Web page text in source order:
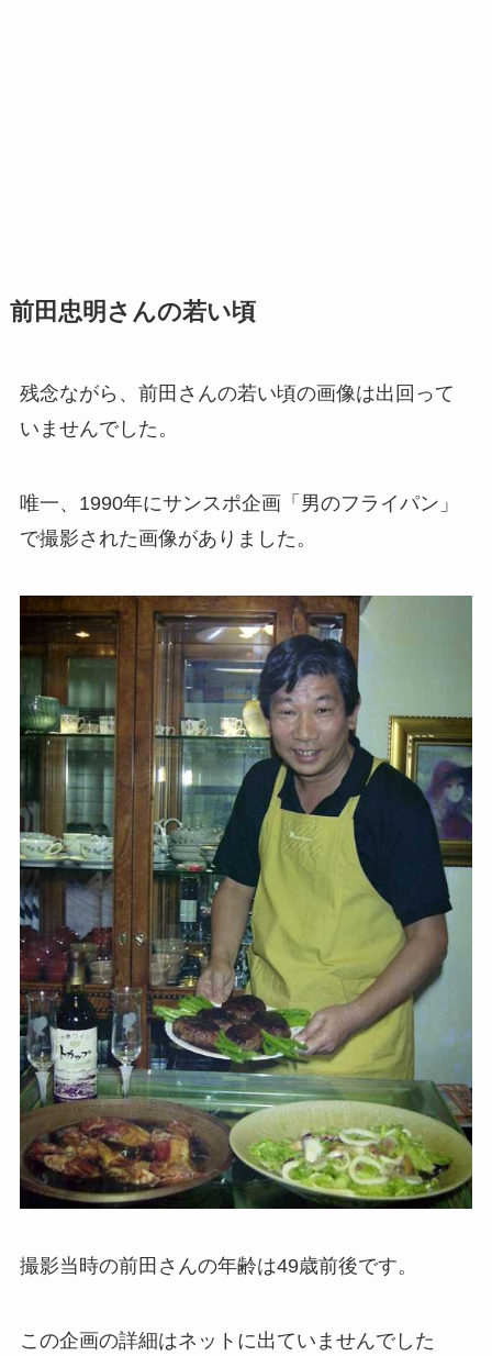
前田忠明さんの若い頃
残念ながら、前田さんの若い頃の画像は出回って
いませんでした。
唯一、1990年にサンスポ企画「男のフライパン」
で撮影された画像がありました。
撮影当時の前田さんの年齢は49歳前後です。
この企画の詳細はネットに出ていませんでした